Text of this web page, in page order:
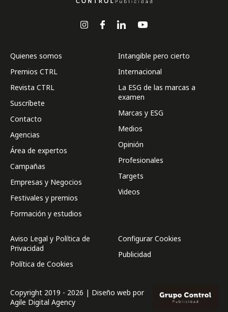
Quienes somos
Premios CTRL
Revista CTRL
Suscríbete
Contacto
Agencias
Área de expertos
Campañas
Empresas y Negocios
Festivales y premios
Formación y estudios
Intangible pero cierto
Internacional
La ESG de las marcas a
examen
Marcas y ESG
Medios
Opinión
Profesionales
Targets
Videos
Aviso Legal y Política de
Privacidad
Política de Cookies
Configurar Cookies
Publicidad
Copyright 2019 - 2026 | Diseño web por
Agile Digital Agency